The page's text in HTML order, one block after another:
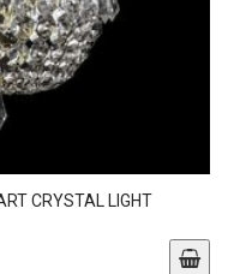
CRYSTAL LIGHT